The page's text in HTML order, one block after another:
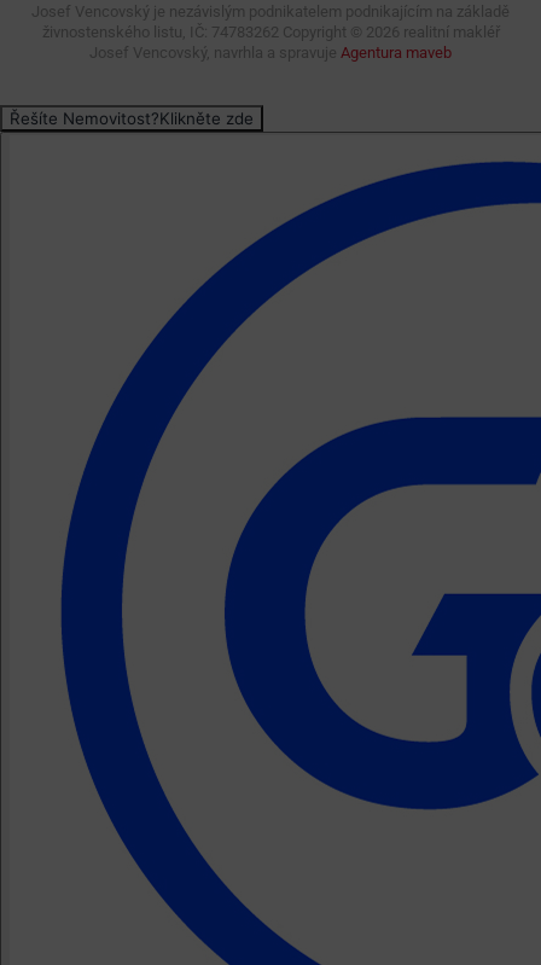
Josef Vencovský je nezávislým podnikatelem podnikajícím na základě
živnostenského listu, IČ: 74783262 Copyright © 2026 realitní makléř
Josef Vencovský, navrhla a spravuje Agentura maveb